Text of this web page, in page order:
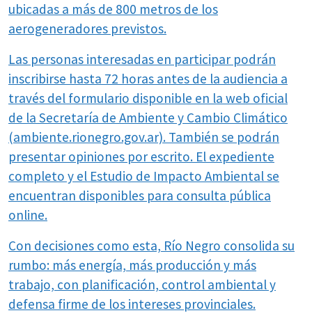
ubicadas a más de 800 metros de los
aerogeneradores previstos.
Las personas interesadas en participar podrán
inscribirse hasta 72 horas antes de la audiencia a
través del formulario disponible en la web oficial
de la Secretaría de Ambiente y Cambio Climático
(ambiente.rionegro.gov.ar). También se podrán
presentar opiniones por escrito. El expediente
completo y el Estudio de Impacto Ambiental se
encuentran disponibles para consulta pública
online.
Con decisiones como esta, Río Negro consolida su
rumbo: más energía, más producción y más
trabajo, con planificación, control ambiental y
defensa firme de los intereses provinciales.